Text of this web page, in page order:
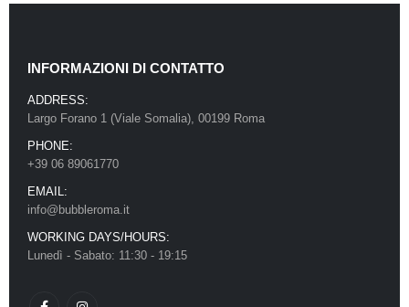
INFORMAZIONI DI CONTATTO
ADDRESS:
Largo Forano 1 (Viale Somalia), 00199 Roma
PHONE:
+39 06 89061770
EMAIL:
info@bubbleroma.it
WORKING DAYS/HOURS:
Lunedì - Sabato: 11:30 - 19:15